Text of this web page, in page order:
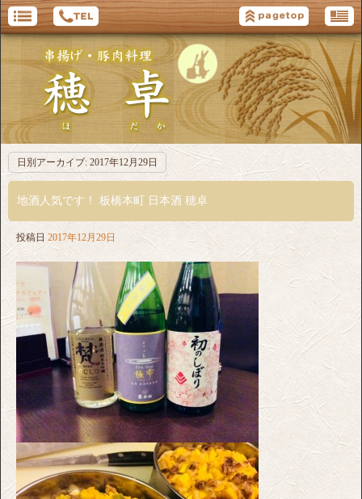
日別アーカイブ: 2017年12月29日
地酒人気です！ 板橋本町 日本酒 穂卓
投稿日 2017年12月29日